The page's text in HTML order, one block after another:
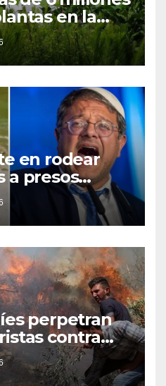
en la
de
2026
en rodear
a presos
perpetran
contra
en